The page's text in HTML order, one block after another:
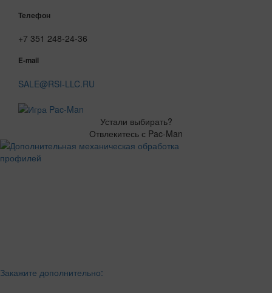
Телефон
+7 351 248-24-36
E-mail
SALE@RSI-LLC.RU
Устали выбирать?
Отвлекитесь с Pac-Man
Закажите дополнительно: